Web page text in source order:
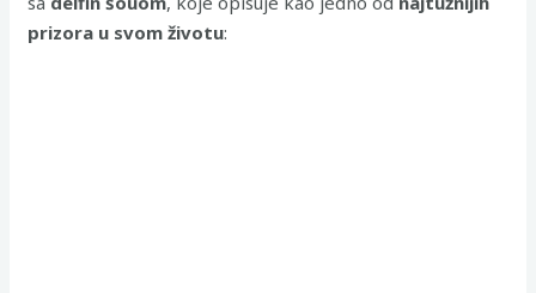
prizora u svom životu: